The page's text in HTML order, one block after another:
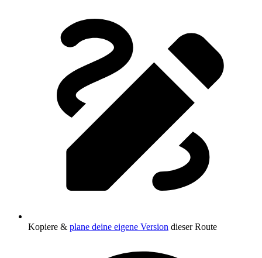
Kopiere & plane deine eigene Version dieser Route